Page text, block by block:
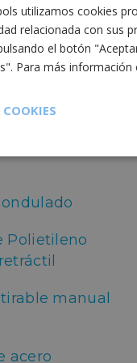
manual
Polietileno
manual
acero
utilizamos cookies
relacionada con sus
el botón
Para más información
Cookies de
estrictamente necesarias
necesarias permiten la